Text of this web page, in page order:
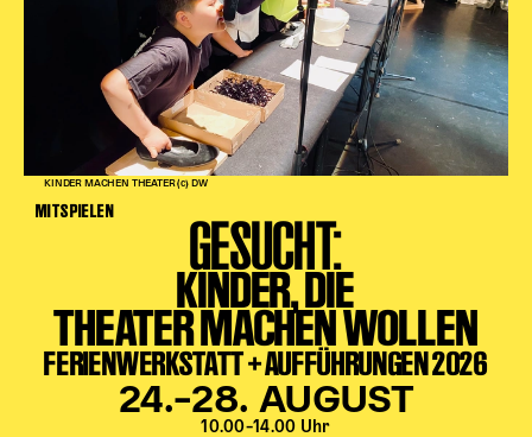
KINDER MACHEN THEATER (c) DW
MITSPIELEN GESUCHT:
KINDER, DIE
THEATER MACHEN WOLLEN
FERIENWERKSTATT + AUFFÜHRUNGEN 2026
24.–28. AUGUST
10.00–14.00 Uhr